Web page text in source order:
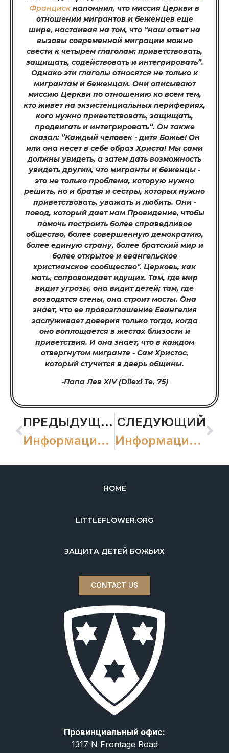
Франциск напомнил, что миссия Церкви в
отношении мигрантов и беженцев еще
шире, настаивая на том, что “наш ответ на
вызовы современной миграции можно
свести к четырем глаголам: приветствовать,
защищать, содействовать и интегрировать”.
Однако эти глаголы относятся не только к
мигрантам и беженцам. Они описывают
миссию Церкви по отношению ко всем тем,
кто живет на экзистенциальных перифериях,
кого нужно приветствовать, защищать,
продвигать и интегрировать“. Он также
сказал: ”Каждый человек - дитя Божье! Он
или она несет в себе образ Христа! Мы сами
должны увидеть, а затем дать возможность
увидеть другим, что мигранты и беженцы -
это не только проблема, которую нужно
решить, но и братья и сестры, которых нужно
приветствовать, уважать и любить. Они -
повод, который дает нам Провидение, чтобы
помочь построить более справедливое
общество, более совершенную демократию,
более единую страну, более братский мир и
более открытое и евангельское
христианское сообщество". Церковь, как
мать, сопровождает идущих. Там, где мир
видит угрозы, она видит детей; там, где
возводятся стены, она строит мосты. Она
знает, что ее провозглашение Евангелия
заслуживает доверия только тогда, когда
оно воплощается в жестах близости и
приветствия. И она знает, что в каждом
отвергнутом мигранте - Сам Христос,
который стучится в дверь общины.
-Папа Лев XIV (Dilexi Te, 75)
ПРЕДЫДУЩИЙ
Информационный бюллетень за сентябрь 2025 года, № 10
СЛЕДУЮЩИЙ
Информационный бюллетень за январь 2026 г., № 12
HOME
LITTLEFLOWER.ORG
ЗАЩИТА ДЕТЕЙ БОЖЬИХ
CONTACT US
Провинциальный офис:
1317 N Frontage Road